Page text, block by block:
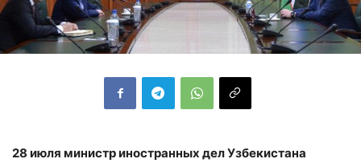
28 июля министр иностранных дел Узбекистана